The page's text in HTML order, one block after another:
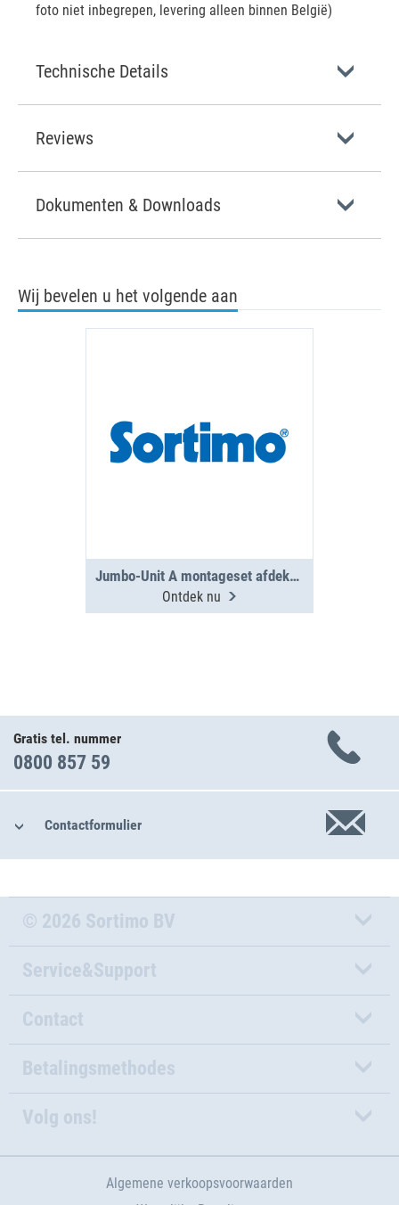
foto niet inbegrepen, levering alleen binnen België)
Technische Details
Reviews
Dokumenten & Downloads
Wij bevelen u het volgende aan
Jumbo-Unit A montageset afdekplaat PS
Ontdek nu
Gratis tel. nummer
0800 857 59
Contactformulier
© 2026 Sortimo BV
Service&Support
Contact
Betalingsmethodes
Volg ons!
Algemene verkoopsvoorwaarden